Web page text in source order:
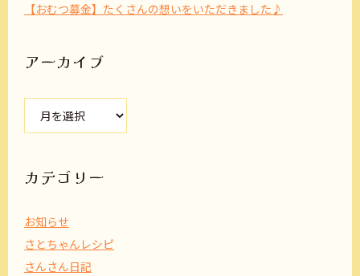
【おむつ募金】たくさんの想いをいただきました♪
アーカイブ
ブ
カテゴリー
お知らせ
さとちゃんレシピ
さんさん日記